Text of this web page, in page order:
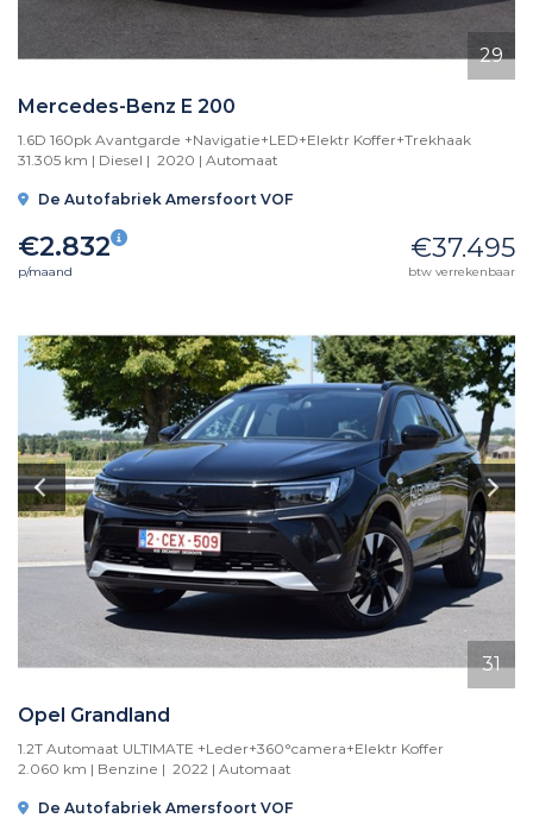
29
Mercedes-Benz E 200
1.6D 160pk Avantgarde +Navigatie+LED+Elektr Koffer+Trekhaak
31.305 km | Diesel | 2020 | Automaat
De Autofabriek Amersfoort VOF
€2.832
p/maand
€37.495
btw verrekenbaar
31
Opel Grandland
1.2T Automaat ULTIMATE +Leder+360°camera+Elektr Koffer
2.060 km | Benzine | 2022 | Automaat
De Autofabriek Amersfoort VOF